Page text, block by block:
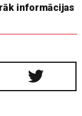
informācijas